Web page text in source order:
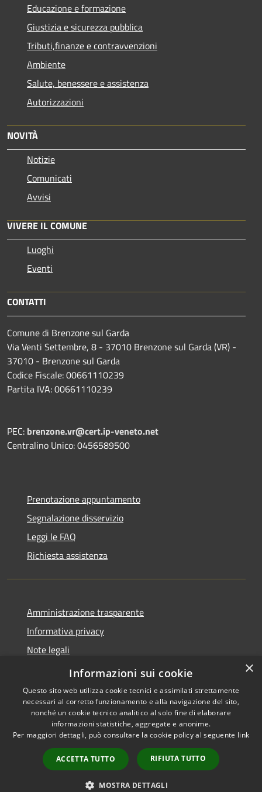
Educazione e formazione
Giustizia e sicurezza pubblica
Tributi,finanze e contravvenzioni
Ambiente
Salute, benessere e assistenza
Autorizzazioni
NOVITÀ
Notizie
Comunicati
Avvisi
VIVERE IL COMUNE
Luoghi
Eventi
CONTATTI
Comune di Brenzone sul Garda
Via Venti Settembre, 8 - 37010 Brenzone sul Garda (VR) -
37010 - Brenzone sul Garda
Codice Fiscale: 00661110239
Partita IVA: 00661110239
PEC: brenzone.vr@cert.ip-veneto.net
Centralino Unico: 0456589500
Prenotazione appuntamento
Segnalazione disservizio
Leggi le FAQ
Richiesta assistenza
Amministrazione trasparente
Informativa privacy
Note legali
Dichiarazione di accessibilità
Accessibilità
Copyright © 2026 • Comune di
Brenzone sul Garda • Powered
byMunicipium
Accesso
redazione
×
Informazioni sui cookie
Questo sito web utilizza cookie tecnici e assimilati strettamente
necessari al corretto funzionamento e alla navigazione del sito,
nonché un cookie tecnico analitico al solo fine di elaborare
informazioni statistiche, aggregate e anonime.
Per maggiori dettagli, può consultare la cookie policy al seguente link
ACCETTA TUTTO RIFIUTA TUTTO
MOSTRA DETTAGLI